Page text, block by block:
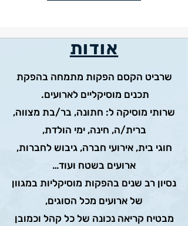
אודות
שרביט הקסם הפקות מתמחה בהפקת
תכנים מוסיקליים לארועים.
שרותי מוסיקה ל: חתונה, בר/בת מצווה,
ברית/ה, חינה, ימי הולדת,
חוגי בית, אירועי חברה, גיבוש לחברות,
ארועים בשטח ועוד…
נסיון רב שנים בהפקות מוסיקליות במגוון
של ארועים מכל הסוגים,
מבטיח קריאה נכונה של כל קהל וכמובן